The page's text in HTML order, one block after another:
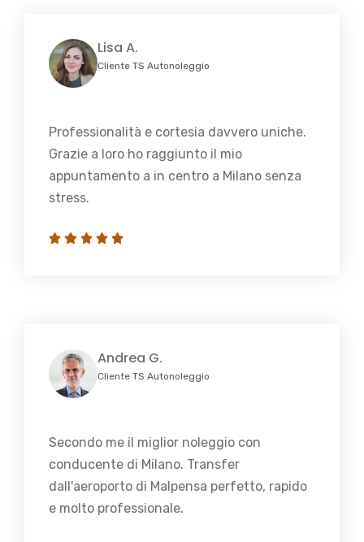
Lisa A.
Cliente TS Autonoleggio
Professionalità e cortesia davvero uniche.
Grazie a loro ho raggiunto il mio
appuntamento a in centro a Milano senza
stress.
Andrea G.
Cliente TS Autonoleggio
Secondo me il miglior noleggio con
conducente di Milano. Transfer
dall'aeroporto di Malpensa perfetto, rapido
e molto professionale.